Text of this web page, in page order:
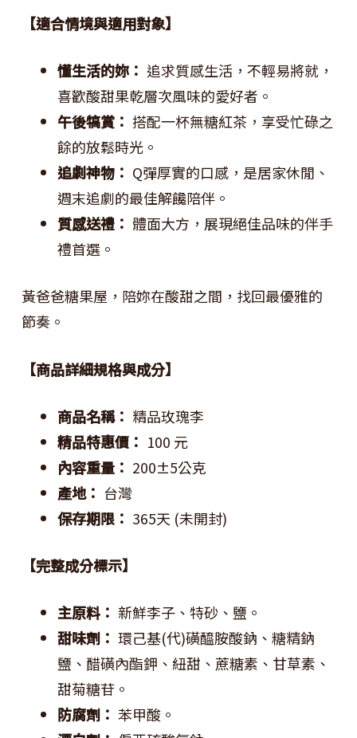
【適合情境與適用對象】
懂生活的妳： 追求質感生活，不輕易將就，
喜歡酸甜果乾層次風味的愛好者。
午後犒賞： 搭配一杯無糖紅茶，享受忙碌之
餘的放鬆時光。
追劇神物： Q彈厚實的口感，是居家休閒、
週末追劇的最佳解饞陪伴。
質感送禮： 體面大方，展現絕佳品味的伴手
禮首選。
黃爸爸糖果屋，陪妳在酸甜之間，找回最優雅的
節奏。
【商品詳細規格與成分】
商品名稱： 精品玫瑰李
精品特惠價： 100 元
內容重量： 200±5公克
產地： 台灣
保存期限： 365天 (未開封)
【完整成分標示】
主原料： 新鮮李子、特砂、鹽。
甜味劑： 環己基(代)磺醯胺酸鈉、糖精鈉
鹽、醋磺內酯鉀、紐甜、蔗糖素、甘草素、
甜菊糖苷。
防腐劑： 苯甲酸。